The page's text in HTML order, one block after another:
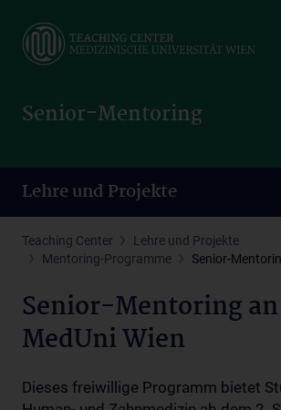
main
Senior-Mentoring
Lehre und Projekte
Teaching Center
Lehre und Projekte
Mentoring-Programme
Senior-
Senior-Mentoring
MedUni Wien
Dieses freiwillige Programm bietet